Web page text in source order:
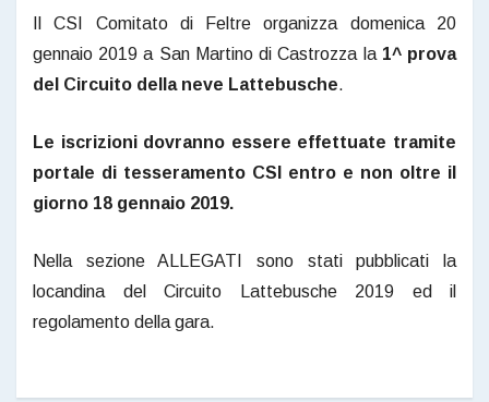
Il CSI Comitato di Feltre organizza domenica 20
gennaio 2019 a San Martino di Castrozza la 1^ prova
del Circuito della neve Lattebusche.
Le iscrizioni dovranno essere effettuate tramite
portale di tesseramento CSI entro e non oltre il
giorno 18 gennaio 2019.
Nella sezione ALLEGATI sono stati pubblicati la
locandina del Circuito Lattebusche 2019 ed il
regolamento della gara.